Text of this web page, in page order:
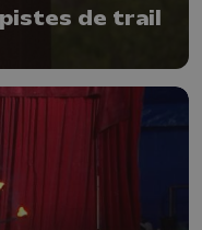
de trail